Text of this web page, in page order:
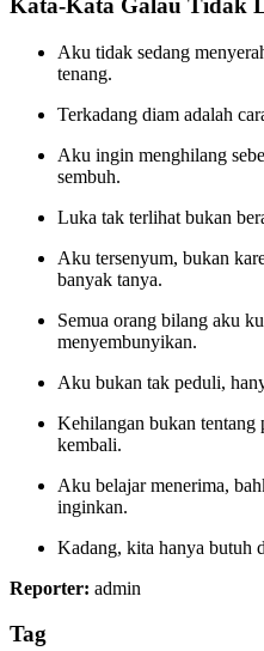
Kata-Kata Galau Tidak
Aku tidak sedang
tenang.
Terkadang diam adalah
Aku ingin menghilang
sembuh.
Luka tak terlihat bukan
Aku tersenyum, bukan
banyak tanya.
Semua orang bilang aku
menyembunyikan.
Aku bukan tak peduli,
Kehilangan bukan tentang
kembali.
Aku belajar menerima,
inginkan.
Kadang, kita hanya butuh
Reporter: admin
Tag